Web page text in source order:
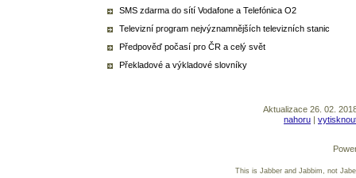
SMS zdarma do sítí Vodafone a Telefónica O2
Televizní program nejvýznamnějších televizních stanic
Předpověď počasí pro ČR a celý svět
Překladové a výkladové slovníky
Aktualizace 26. 02.
nahoru |
This is Jabber and Jabbim, not